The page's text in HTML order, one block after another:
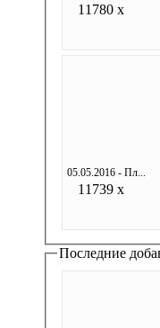
11780 x
05.05.2016 - Пл...
11739 x
Последние